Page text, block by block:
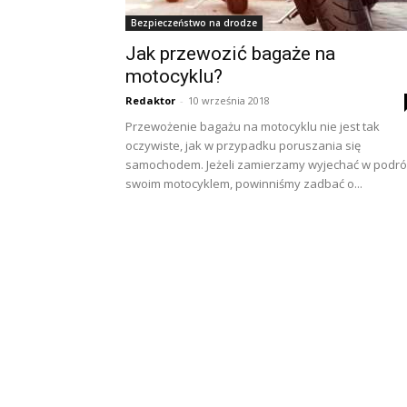
Bezpieczeństwo na drodze
Jak przewozić bagaże na
motocyklu?
Redaktor - 10 września 2018
Przewożenie bagażu na motocyklu nie jest tak
oczywiste, jak w przypadku poruszania się
samochodem. Jeżeli zamierzamy wyjechać w
swoim motocyklem, powinniśmy zadbać o...